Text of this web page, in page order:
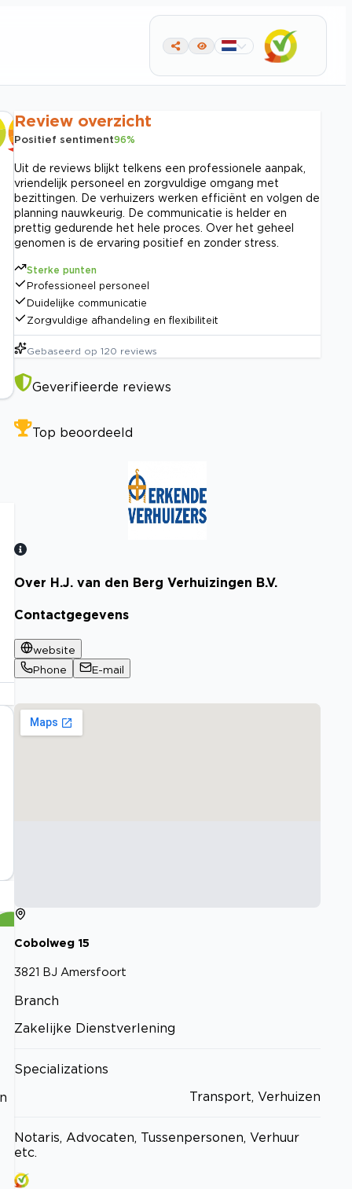
Review overzicht
Positief sentiment96%
Uit de reviews blijkt telkens een professionele aanpak,
vriendelijk personeel en zorgvuldige omgang met
bezittingen. De verhuizers werken efficiënt en volgen de
planning nauwkeurig. De communicatie is helder en
prettig gedurende het hele proces. Over het geheel
genomen is de ervaring positief en zonder stress.
Sterke punten
Professioneel personeel
Duidelijke communicatie
Zorgvuldige afhandeling en flexibiliteit
Gebaseerd op 120 reviews
Geverifieerde reviews
Top beoordeeld
Bekijk certificaat
Over H.J. van den Berg Verhuizingen B.V.
Contactgegevens
website
Phone
E-mail
Cobolweg 15
3821 BJ Amersfoort
Branch
Zakelijke Dienstverlening
Specializations
Transport, Verhuizen
Notaris, Advocaten, Tussenpersonen, Verhuur
etc.